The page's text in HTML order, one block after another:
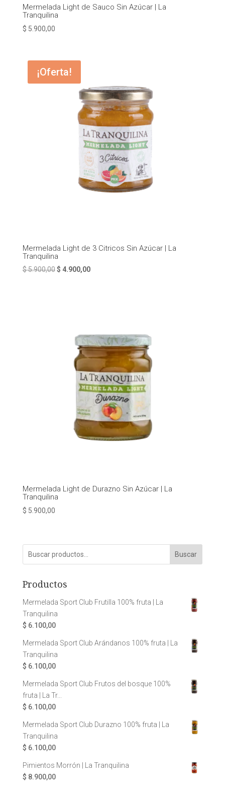
Mermelada Light de Sauco Sin Azúcar | La
Tranquilina
$ 5.900,00
¡Oferta!
Mermelada Light de 3 Citricos Sin Azúcar | La
Tranquilina
$5.900,00 El
$ 4.900,00El
Mermelada Light de Durazno Sin Azúcar | La
Tranquilina
$ 5.900,00
Buscar
Productos
Mermelada Sport Club Frutilla 100% fruta | La
Tranquilina
$ 6.100,00
Mermelada Sport Club Arándanos 100% fruta | La
Tranquilina
$ 6.100,00
Mermelada Sport Club Frutos del bosque 100%
fruta | La Tr...
$ 6.100,00
Mermelada Sport Club Durazno 100% fruta | La
Tranquilina
$ 6.100,00
Pimientos Morrón | La Tranquilina
$ 8.900,00